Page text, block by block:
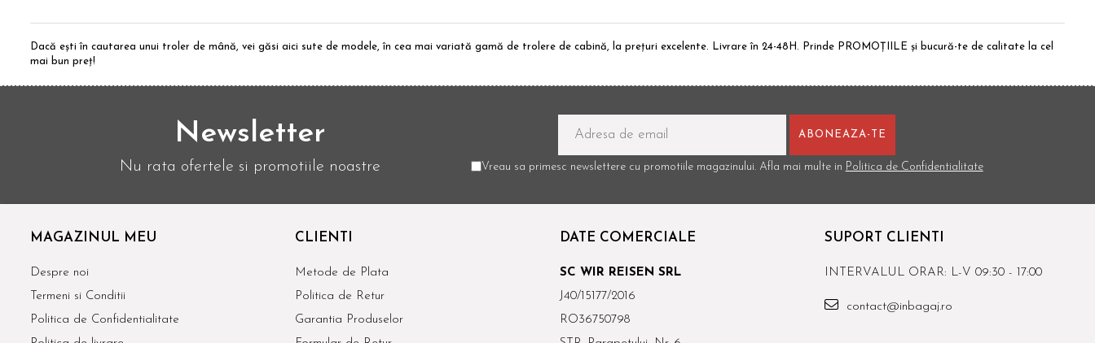
Dacă ești în cautarea unui troler de mână, vei găsi aici sute de modele, în cea mai variată gamă de trolere de cabină, la prețuri excelente. Livrare în 24-48H. Prinde PROMOȚIILE și bucură-te de calitate la cel
mai bun preț!
Newsletter
Nu rata ofertele si promotiile noastre Vreau sa primesc newslettere cu promotiile magazinului. Afla mai multe in Politica de Confidentialitate
MAGAZINUL MEU
Despre noi
Termeni si Conditii
Politica de Confidentialitate
CLIENTI
Metode de Plata
Politica de Retur
Garantia Produselor
DATE COMERCIALE
SC WIR REISEN SRL
J40/15177/2016
RO36750798
SUPORT CLIENTI
INTERVALUL ORAR: L-V 09:30 - 17:00
contact@inbagaj.ro